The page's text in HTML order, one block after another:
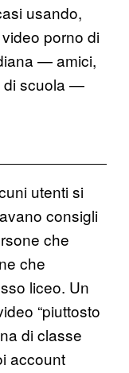
usando,
porno di
— amici,
di scuola —
utenti si
consigli
che
che
liceo. Un
“piuttosto
di classe
account